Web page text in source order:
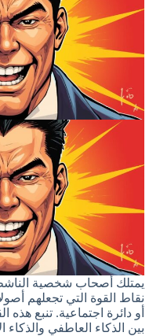
يمتلك أصحاب شخصية
نقاط القوة التي تجعلهم
أو دائرة اجتماعية. تنبع
بين الذكاء العاطفي والذكاء